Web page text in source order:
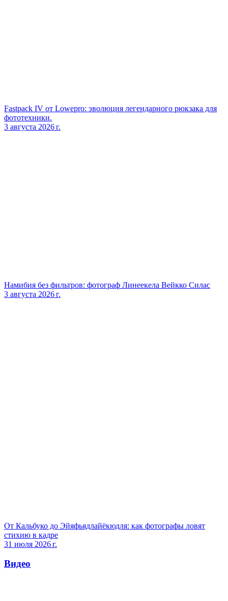
Fastpack IV от Lowepro: эволюция легендарного рюкзака для
фототехники.
3 августа 2026 г.
Намибия без фильтров: фотограф Линеекела Вейкко Силас
3 августа 2026 г.
От Кальбуко до Эйяфьядлайёкюдля: как фотографы ловят
стихию в кадре
31 июля 2026 г.
Видео